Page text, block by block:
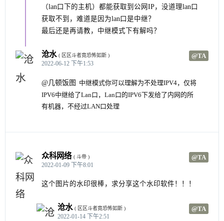
（lan口下的主机）都能获取到公网IP，没道理lan口
获取不到，难道是因为lan口是中继？
最后还是再请教，中继模式下有解吗？
沧水 @TA
( 区区斗者竟恐怖如斯 )
2022-06-12 下午1:53
@几顿饭图 中继模式你可以理解为不处理IPV4，仅将
IPV6中继给了Lan口，Lan口的IPV6下发给了内网的所
有机器，不经过LAN口处理
众科网络 @TA
( 斗帝 )
2022-01-09 下午8:01
这个图片的水印很棒，求分享这个水印软件！！！
沧水 @TA
( 区区斗者竟恐怖如斯 )
2022-01-14 下午2:51